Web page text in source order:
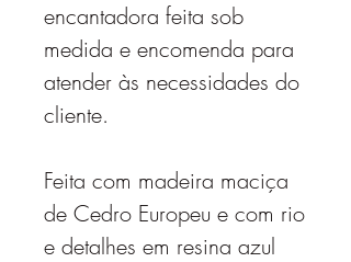
encantadora feita sob
medida e encomenda para
atender às necessidades do
cliente.
Feita com madeira maciça
de Cedro Europeu e com rio
e detalhes em resina azul